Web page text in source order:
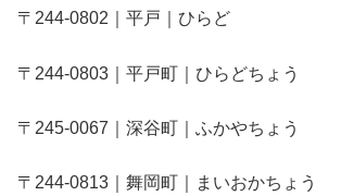
〒244-0802｜平戸｜ひらど
〒244-0803｜平戸町｜ひらどちょう
〒245-0067｜深谷町｜ふかやちょう
〒244-0813｜舞岡町｜まいおかちょう